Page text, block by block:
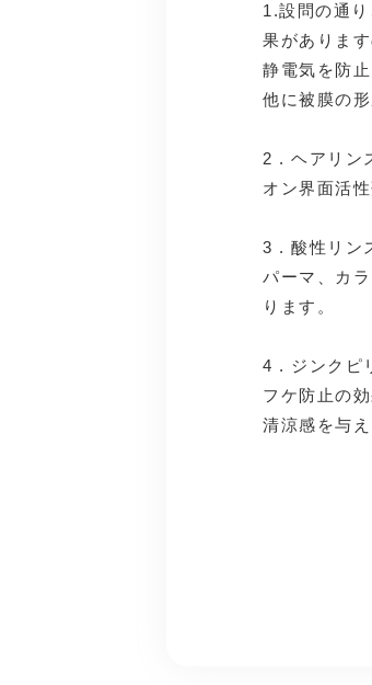
1.設問の通
果があります
静電気を防止
他に被膜の
2 . ヘアリン
オン界面活
3 . 酸性リン
パーマ、カ
ります。
4 . ジンクピ
フケ防止の
清涼感を与